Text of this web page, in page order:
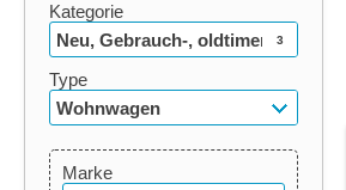
Kategorie
Neu, Gebrauch-, oldtimer
3
Type
Wohnwagen
Marke